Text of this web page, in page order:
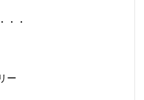
・・
ー